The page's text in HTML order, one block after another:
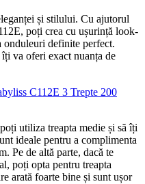
și stilului. Cu ajutorul
poți crea cu ușurință look-
onduleuri definite perfect.
va oferi exact nuanța de
C112E 3 Trepte 200
utiliza treapta medie și să îți
ideale pentru a complimenta
Pe de altă parte, dacă te
poți opta pentru treapta
arată foarte bine și sunt ușor